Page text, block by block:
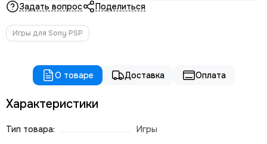
Задать вопрос Поделиться
Игры для Sony PSP
О товаре Доставка Оплата
Характеристики
Тип товара:
Игры